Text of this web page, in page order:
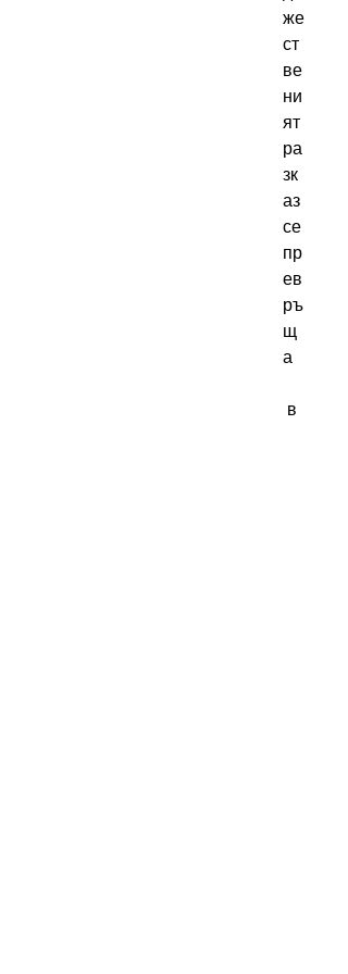
же
ст
ве
ни
ят
ра
зк
аз
се
пр
ев
ръ
щ
а